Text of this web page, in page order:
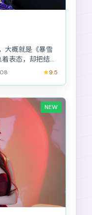
大概就是《暴雪
表态，却把结局
9.5
NEW